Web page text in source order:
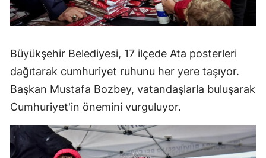
Büyükşehir Belediyesi, 17 ilçede Ata posterleri
dağıtarak cumhuriyet ruhunu her yere taşıyor.
Başkan Mustafa Bozbey, vatandaşlarla buluşarak
Cumhuriyet'in önemini vurguluyor.